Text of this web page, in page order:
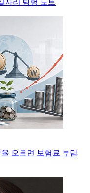
자리 탐험 노트
오르면 보험료 부담